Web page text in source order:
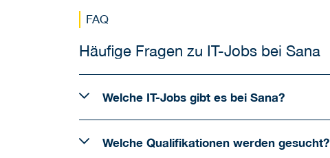
FAQ
Häufige Fragen zu IT-Jobs bei Sana
Welche IT-Jobs gibt es bei Sana?
Welche Qualifikationen werden gesucht?